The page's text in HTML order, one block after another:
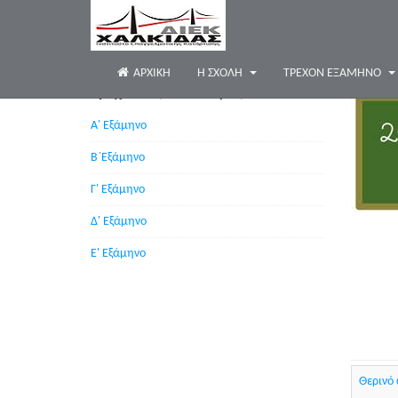
ΑΡΧΙΚΉ Η ΣΧΟΛΗ ΤΡΈΧΟΝ ΕΞΆΜΗΝΟ
Θερινό
Α' Εξάμηνο
Β΄Εξάμηνο
Γ' Εξάμηνο
Δ' Εξάμηνο
Ε' Εξάμηνο